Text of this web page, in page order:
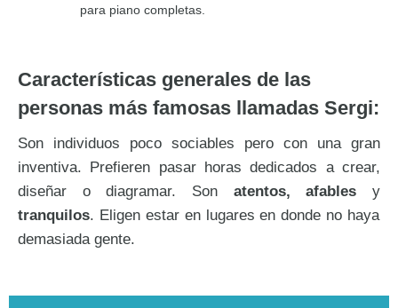
para piano completas.
Características generales de las
personas más famosas llamadas Sergi:
Son individuos poco sociables pero con una gran
inventiva. Prefieren pasar horas dedicados a crear,
diseñar o diagramar. Son atentos, afablesy
tranquilos. Eligen estar en lugares en donde no haya
demasiada gente.